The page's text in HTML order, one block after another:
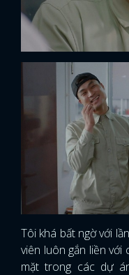
Tôi khá bất ngờ với
viên luôn gắn liền với
mặt trong các dự